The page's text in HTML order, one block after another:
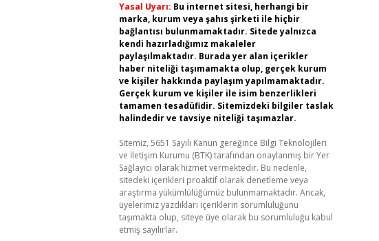
Yasal Uyarı: Bu internet sitesi, herhangi bir
marka, kurum veya şahıs şirketi ile hiçbir
bağlantısı bulunmamaktadır. Sitede yalnızca
kendi hazırladığımız makaleler
paylaşılmaktadır. Burada yer alan içerikler
haber niteliği taşımamakta olup, gerçek kurum
ve kişiler hakkında paylaşım yapılmamaktadır.
Gerçek kurum ve kişiler ile isim benzerlikleri
tamamen tesadüfidir. Sitemizdeki bilgiler taslak
halindedir ve tavsiye niteliği taşımazlar.
Sitemiz, 5651 Sayılı Kanun gereğince Bilgi Teknolojileri
ve İletişim Kurumu (BTK) tarafından onaylanmış bir Yer
Sağlayıcı olarak hizmet vermektedir. Bu nedenle,
sitedeki içerikleri proaktif olarak denetleme veya
araştırma yükümlülüğümüz bulunmamaktadır. Ancak,
üyelerimiz yazdıkları içeriklerin sorumluluğunu
taşımakta olup, siteye üye olarak bu sorumluluğu kabul
etmiş sayılırlar.